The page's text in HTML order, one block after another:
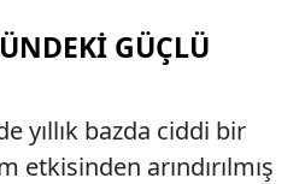
GÜÇLÜ
yıllık bazda ciddi bir
etkisinden arındırılmış